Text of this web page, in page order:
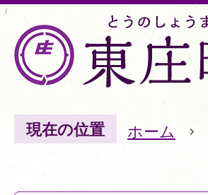
現在の位置 ホーム